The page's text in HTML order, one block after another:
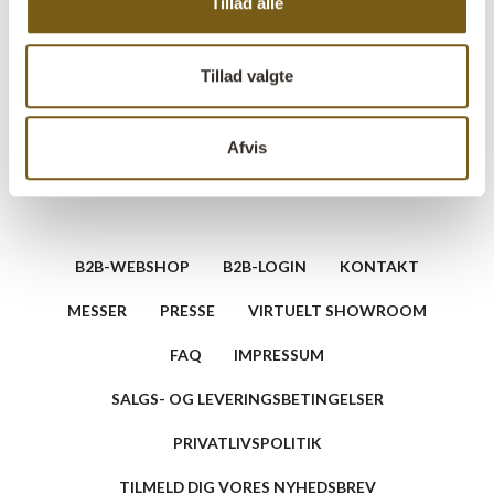
Tillad valgte
Afvis
Stil et spørgsmål vedrørende dette produkt
B2B-WEBSHOP B2B-LOGIN KONTAKT
MESSER PRESSE VIRTUELT SHOWROOM
FAQ IMPRESSUM
SALGS- OG LEVERINGSBETINGELSER
PRIVATLIVSPOLITIK
TILMELD DIG VORES NYHEDSBREV